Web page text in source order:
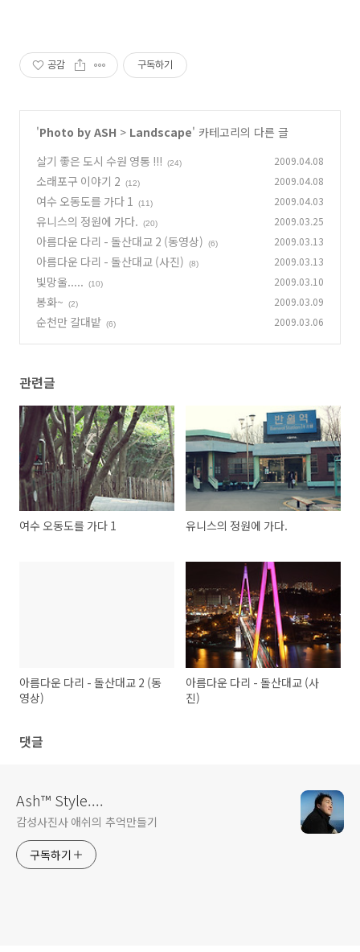
공감 구독하기
'Photo by ASH > Landscape' 카테고리의 다른 글
살기 좋은 도시 수원 영통 !!!
(24) 2009.04.08
소래포구 이야기 2 (12) 2009.04.08
여수 오동도를 가다 1 (11) 2009.04.03
유니스의 정원에 가다. (20) 2009.03.25
아름다운 다리 - 돌산대교 2 (동영상) (6) 2009.03.13
아름다운 다리 - 돌산대교 (사진) (8) 2009.03.13
빛망울..... (10) 2009.03.10
봉화~ (2) 2009.03.09
순천만 갈대밭 (6) 2009.03.06
관련글
여수 오동도를 가다 1 유니스의 정원에 가다.
아름다운 다리 - 돌산대교 2 (동
영상)
아름다운 다리 - 돌산대교 (사
진)
댓글
Ash™ Style....
감성사진사 애쉬의 추억만들기
구독하기